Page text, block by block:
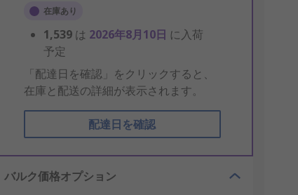
在庫あり
1,539 は 2026年8月10日 に入荷
予定
「配達日を確認」をクリックすると、
在庫と配送の詳細が表示されます。
配達日を確認
バルク価格オプション